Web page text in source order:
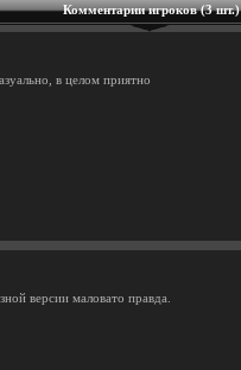
Комментарии игроков (3 шт.)
в целом приятно
версии маловато правда.